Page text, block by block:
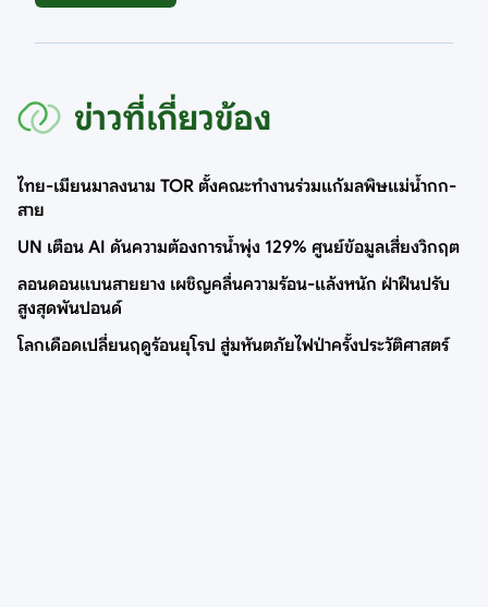
ข่าวที่เกี่ยวข้อง
ไทย-เมียนมาลงนาม TOR ตั้งคณะทำงานร่วมแก้มลพิษแม่น้ำกก-
สาย
UN เตือน AI ดันความต้องการน้ำพุ่ง 129% ศูนย์ข้อมูลเสี่ยงวิกฤต
ลอนดอนแบนสายยาง เผชิญคลื่นความร้อน-แล้งหนัก ฝ่าฝืนปรับ
สูงสุดพันปอนด์
โลกเดือดเปลี่ยนฤดูร้อนยุโรป สู่มหันตภัยไฟป่าครั้งประวัติศาสตร์